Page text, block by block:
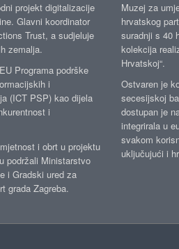
projekt digitalizacije
Glavni koordinator
Trust, a sudjeluje
zemalja.
Programa podrške
i
(ICT PSP) kao dijela
i
i obrt u projektu
podržali Ministarstvo
i Gradski ured za
grada Zagreba.
Muzej za
hrvatskog
suradnji s 40
kolekcija
Hrvatskoj“.
Ostvaren je
secesijskoj
dostupan je
integrirala u
svakom
uključujući i